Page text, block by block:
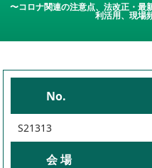
〜コロナ関連の注意点、法改正・
利活用、現場
No.
S21313
会 場